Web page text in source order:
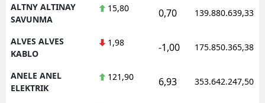
ALTNY ALTINAY
SAVUNMA
15,80 0,70 139.880.639,33
ALVES ALVES
KABLO
1,98 -1,00 175.850.365,38
ANELE ANEL
ELEKTRIK
121,90 6,93 353.642.247,50